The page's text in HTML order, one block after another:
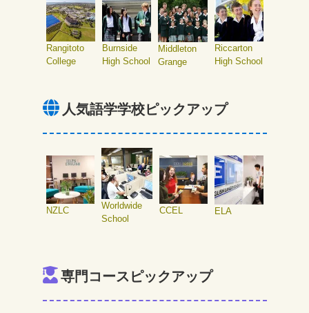
Rangitoto
College
Burnside
High School
Middleton
Grange
Riccarton
High School
人気語学学校ピックアップ
NZLC
Worldwide
School
CCEL ELA
専門コースピックアップ